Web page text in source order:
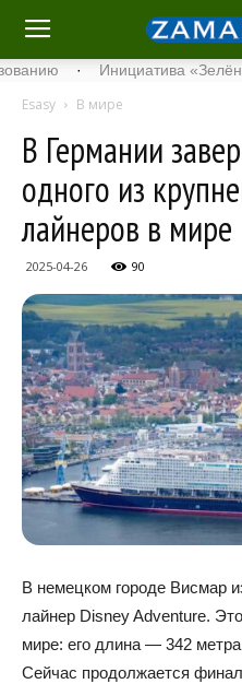
· Инициатива «Зелёная
Esasy В мире
В Германии
одного из
лайнеров в мире
2025-04-26 90
В немецком городе Висмар
лайнер Disney Adventure.
мире: его длина — 342
Сейчас продолжается